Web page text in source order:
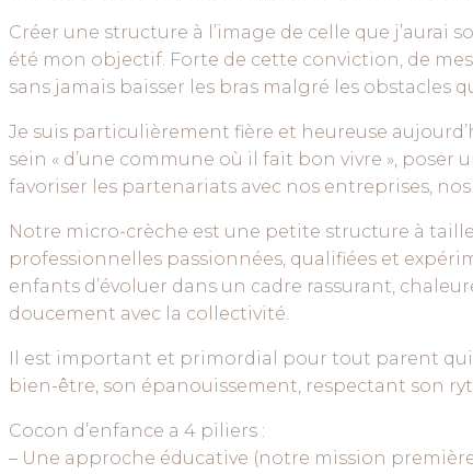
Créer une structure à l’image de celle que j’aurai
été mon objectif. Forte de cette conviction, de
sans jamais baisser les bras malgré les obstacles
Je suis particulièrement fière et heureuse
sein « d’une commune où il fait bon vivre »,
favoriser les partenariats avec nos entreprises,
Notre micro-crèche est une petite structure à
professionnelles passionnées, qualifiées et
enfants d’évoluer dans un cadre rassurant,
doucement avec la collectivité.
Il est important et primordial pour tout parent
bien-être, son épanouissement, respectant son
Cocon d’enfance a 4 piliers :
– Une approche éducative (notre mission